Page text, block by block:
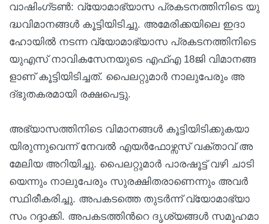
വാ​ഷിം​ഗ്ട​ൺ: വ്യോ​മാ​ഭ്യാ​സ പ്ര​ക​ട​ന​ത്തി​നി​ടെ യു​
ദ്ധ​വി​മാ​ന​ങ്ങ​ൾ കൂ​ട്ടി​യി​ടി​ച്ചു. അ​മേ​രി​ക്ക​യി​ലെ ഇ​ദാ​
ഹോ​യി​ൽ ന​ട​ന്ന വ്യോ​മാ​ഭ്യാ​സ പ്ര​ക​ട​ന​ത്തി​നി​ടെ
യു​എ​സ് നാ​വി​ക​സേ​ന​യു​ടെ എ​ഫ്എ 18ജി ​വി​മാ​ന​ങ്ങ​
ളാ​ണ് കൂ​ട്ടി​യി​ടി​ച്ച​ത്. പൈ​ല​റ്റു​മാ​ർ നാ​ലു​പേ​രും അ​
ദ്ഭു​ത​ക​ര​മാ​യി ര​ക്ഷ​പെ​ട്ടു.
അ​ഭ്യാ​സ​ത്തി​നി​ടെ വി​മാ​ന​ങ്ങ​ൾ കൂ​ട്ടി​യി​ടി​ക്കു​ക​യാ​
യി​രു​ന്നുവെന്ന് നേ​വ​ൽ എ​യ​ർ​ഫോ​ഴ്സ‌​സ് വ​ക്‌​താ​വ് അ​
മേ​ലി​യ അ​റി​യി​ച്ചു. പൈ​ല​റ്റു​മാ​ർ പാ​ര​ഷൂ​ട്ട് വ​ഴി ചാ​ടി​
യെ​ന്നും നാ​ലു​പേ​രും സു​ര​ക്ഷി​ത​രാ​ണെ​ന്നും അ​വ​ർ
സ്ഥി​രീ​ക​രി​ച്ചു. അ​പ​ക​ട​ത്തെ തു​ട​ർ​ന്ന് വ്യോ​മാ​ഭ്യാ​
സം റ​ദ്ദാ​ക്കി. അ​പ​ക​ട​ത്തി​ന്‍റെ ദൃ​ശ്യ​ങ്ങ​ൾ സ​മൂ​ഹ​മാ​